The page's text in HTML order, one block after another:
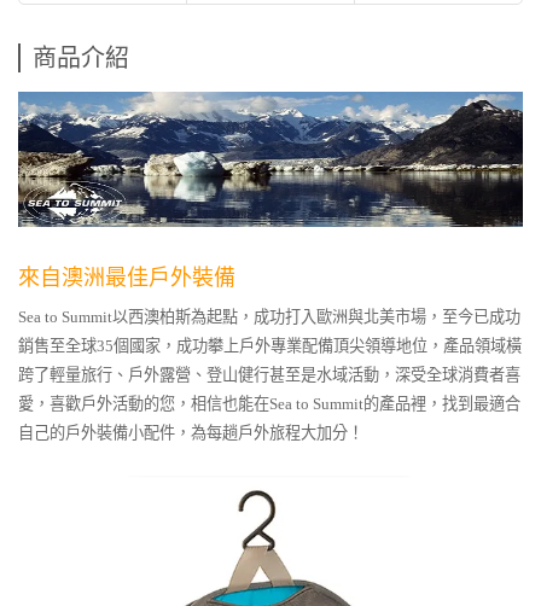
商品介紹
來自澳洲最佳戶外裝備
Sea to Summit以西澳柏斯為起點，成功打入歐洲與北美市場，至今已成功
銷售至全球35個國家，成功攀上戶外專業配備頂尖領導地位，產品領域橫
跨了輕量旅行、戶外露營、登山健行甚至是水域活動，深受全球消費者喜
愛，喜歡戶外活動的您，相信也能在Sea to Summit的產品裡，找到最適合
自己的戶外裝備小配件，為每趟戶外旅程大加分！